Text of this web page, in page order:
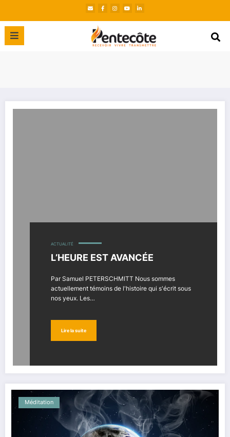
ACTUALITÉ
L’HEURE EST AVANCÉE
Par Samuel PETERSCHMITT Nous sommes
actuellement témoins de l'histoire qui s'écrit sous
nos yeux. Les…
Lire la suite
Méditation